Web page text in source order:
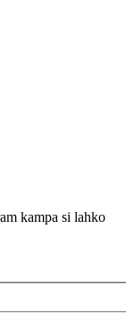
kampa si lahko